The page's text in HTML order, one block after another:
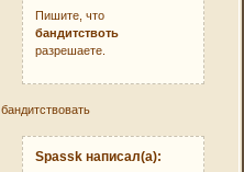
Пишите, что
бандитствоть
разрешаете.
бандитствовать
Spassk написал(а):